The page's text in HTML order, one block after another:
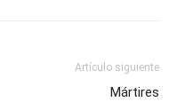
Artículo siguiente
Mártires